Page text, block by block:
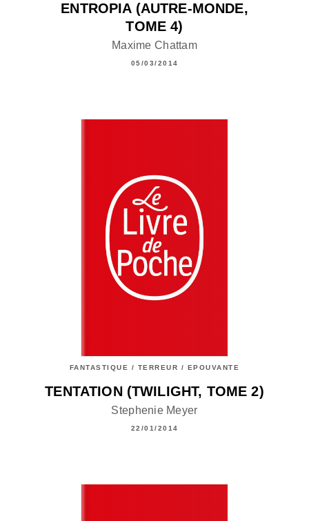
ENTROPIA (AUTRE-MONDE,
TOME 4)
Maxime Chattam
05/03/2014
FANTASTIQUE / TERREUR / EPOUVANTE
TENTATION (TWILIGHT, TOME 2)
Stephenie Meyer
22/01/2014